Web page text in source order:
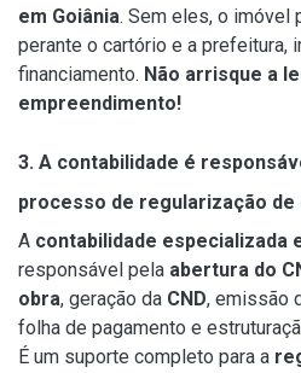
em Goiânia. Sem eles, o imóvel
perante o cartório e a prefeitura,
financiamento. Não arrisque a
empreendimento!
3. A contabilidade é
processo de regularização de
A contabilidade especializada
responsável pela abertura do
obra, geração da CND, emissão
folha de pagamento e
É um suporte completo para a